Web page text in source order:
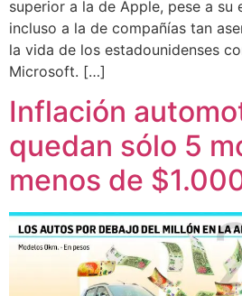
superior a la de Apple, pese a su
incluso a la de compañías tan
la vida de los estadounidenses
Microsoft. […]
Inflación
quedan sólo 5
menos de